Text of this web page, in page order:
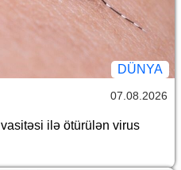
DÜNYA
07.08.2026
ilə ötürülən virus